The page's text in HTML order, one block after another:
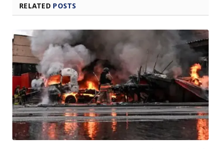
RELATED POSTS